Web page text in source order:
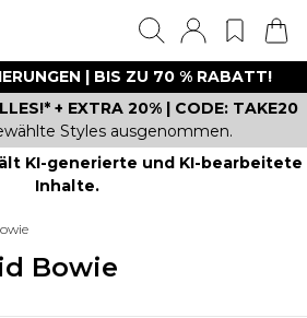
| BIS ZU 70 % RABATT!
+ EXTRA 20% | CODE: TAKE20
Styles ausgenommen.
KI-generierte und KI-bearbeitete
Inhalte.
Bowie